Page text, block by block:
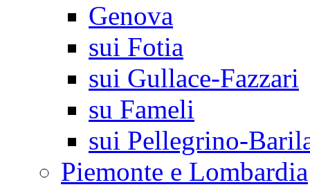
Genova
sui Fotia
sui Gullace-Fazzari
su Fameli
sui Pellegrino-
Piemonte e Lombardia